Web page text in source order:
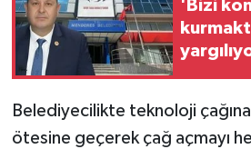
'Bizi
Belediyecilikte teknoloji
ötesine geçerek çağ açmayı